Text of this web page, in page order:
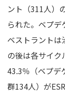
ント（311人）
られた。ベプ
ベストラント
の後は各サイク
43.3％（ベプデ
群134人）が